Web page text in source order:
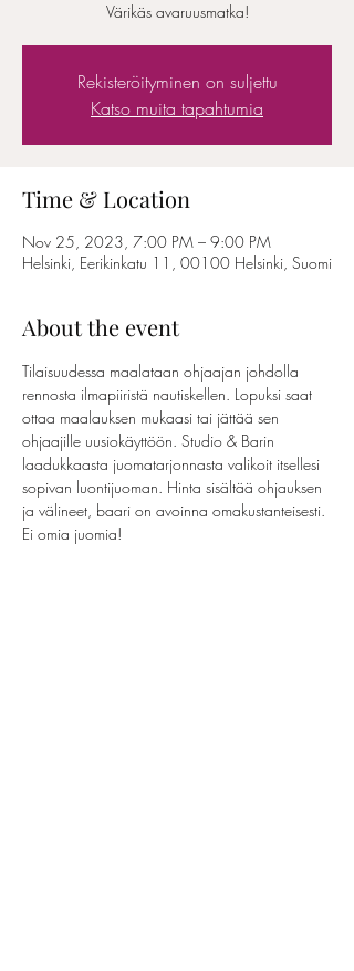
Värikäs avaruusmatka!
Rekisteröityminen on suljettu
Katso muita tapahtumia
Time & Location
Nov 25, 2023, 7:00 PM – 9:00 PM
Helsinki, Eerikinkatu 11, 00100 Helsinki, Suomi
About the event
Tilaisuudessa maalataan ohjaajan johdolla
rennosta ilmapiiristä nautiskellen. Lopuksi saat
ottaa maalauksen mukaasi tai jättää sen
ohjaajille uusiokäyttöön. Studio & Barin
laadukkaasta juomatarjonnasta valikoit itsellesi
sopivan luontijuoman. Hinta sisältää ohjauksen
ja välineet, baari on avoinna omakustanteisesti.
Ei omia juomia!